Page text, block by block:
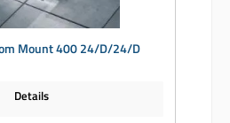
Mount 400 24/D/24/D
Details